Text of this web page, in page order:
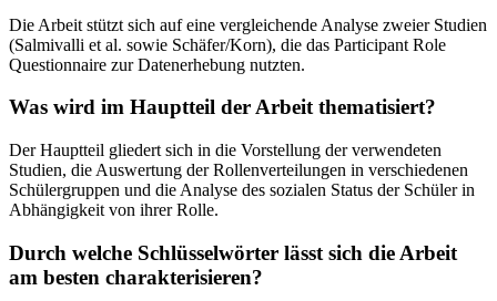
Die Arbeit stützt sich auf eine vergleichende Analyse zweier Studien
(Salmivalli et al. sowie Schäfer/Korn), die das Participant Role
Questionnaire zur Datenerhebung nutzten.
Was wird im Hauptteil der Arbeit thematisiert?
Der Hauptteil gliedert sich in die Vorstellung der verwendeten
Studien, die Auswertung der Rollenverteilungen in verschiedenen
Schülergruppen und die Analyse des sozialen Status der Schüler in
Abhängigkeit von ihrer Rolle.
Durch welche Schlüsselwörter lässt sich die Arbeit
am besten charakterisieren?